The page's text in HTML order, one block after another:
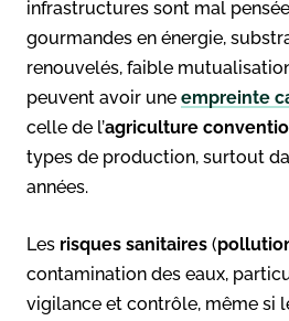
infrastructures sont mal
gourmandes en énergie,
renouvelés, faible
peuvent avoir une empreinte
celle de l’agriculture
types de production, surtout
années.
Les risques sanitaires (
contamination des eaux,
vigilance et contrôle, même si